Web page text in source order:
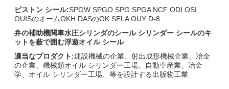
ピストン シール:SPGW SPGO SPG SPGA NCF ODI OSI
OUISのオームOKH DASのOK SELA OUY D-8
弁の補助機関車水圧シリンダのシール シリンダー シールのキ
ットを薮で囲む浮遊オイル シール
適当なプロダクト:建設機械の企業、射出成形機械企業、冶金
の企業、機械類オイル シリンダー工場、自動車産業、冶金
学、オイル シリンダー工場、等を設計する出版物工業